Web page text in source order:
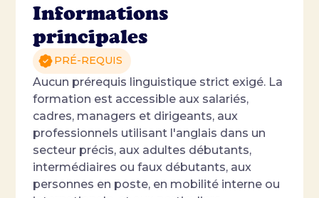
Informations
principales
PRÉ-REQUIS
Aucun prérequis linguistique strict exigé. La
formation est accessible aux salariés,
cadres, managers et dirigeants, aux
professionnels utilisant l'anglais dans un
secteur précis, aux adultes débutants,
intermédiaires ou faux débutants, aux
personnes en poste, en mobilité interne ou